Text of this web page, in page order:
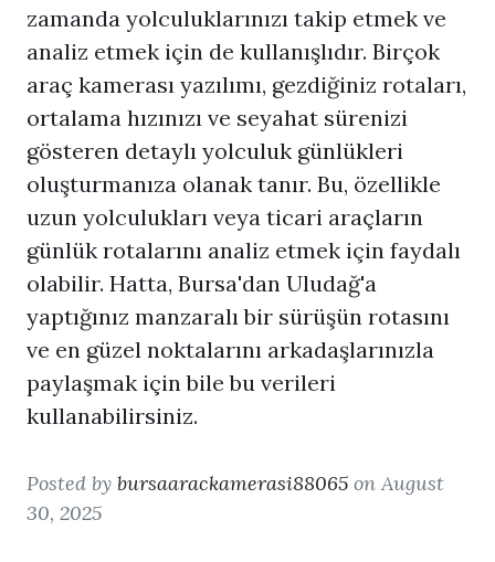
zamanda yolculuklarınızı takip etmek ve
analiz etmek için de kullanışlıdır. Birçok
araç kamerası yazılımı, gezdiğiniz rotaları,
ortalama hızınızı ve seyahat sürenizi
gösteren detaylı yolculuk günlükleri
oluşturmanıza olanak tanır. Bu, özellikle
uzun yolculukları veya ticari araçların
günlük rotalarını analiz etmek için faydalı
olabilir. Hatta, Bursa'dan Uludağ'a
yaptığınız manzaralı bir sürüşün rotasını
ve en güzel noktalarını arkadaşlarınızla
paylaşmak için bile bu verileri
kullanabilirsiniz.
Posted by bursaarackamerasi88065 on August
30, 2025